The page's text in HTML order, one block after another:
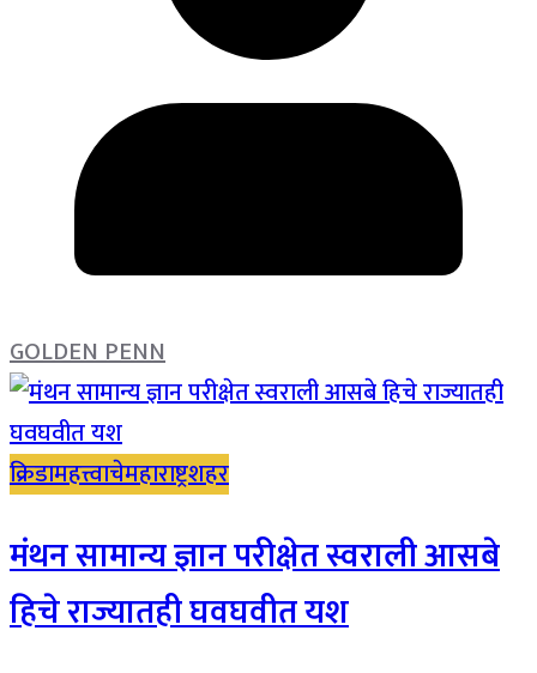
GOLDEN PENN
क्रिडामहत्त्वाचेमहाराष्ट्रशहर
मंथन सामान्य ज्ञान परीक्षेत स्वराली आसबे
हिचे राज्यातही घवघवीत यश